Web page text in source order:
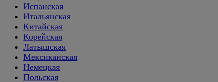
Испанская
Итальянская
Китайская
Корейская
Латышская
Мексиканская
Немецкая
Польская